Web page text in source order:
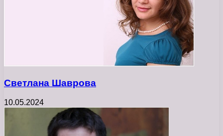
Светлана Шаврова
10.05.2024